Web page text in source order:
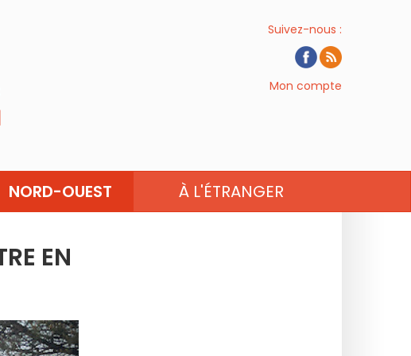
Suivez-nous :
Mon compte
NORD-OUEST À L'ÉTRANGER
CENTRE-VAL-DE-LOIRE
EN